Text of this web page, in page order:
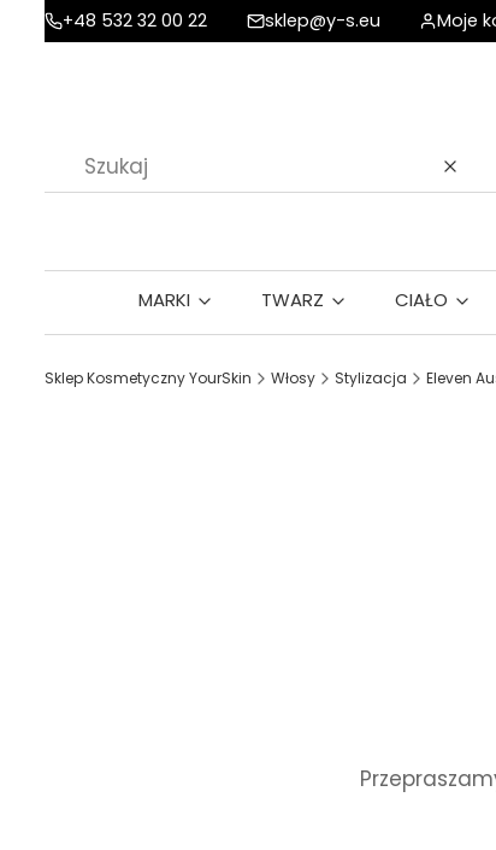
+48 532 32 00 22 sklep@y-s.eu Moje
MARKI TWARZ CIAŁO
Sklep Kosmetyczny YourSkin Włosy Stylizacja Eleven